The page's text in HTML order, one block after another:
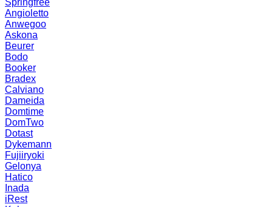
Springfree
Angioletto
Anwegoo
Askona
Beurer
Bodo
Booker
Bradex
Calviano
Dameida
Domtime
DomTwo
Dotast
Dykemann
Fujiiryoki
Gelonya
Hatico
Inada
iRest